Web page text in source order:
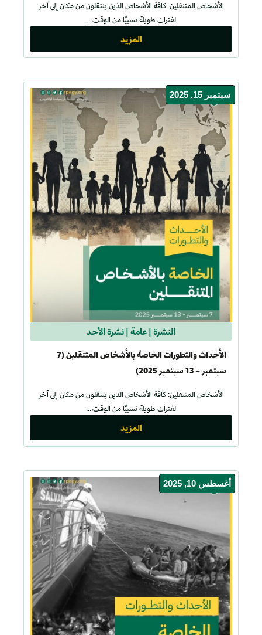
الأشخاص المتنقلين: كافة الأشخاص الذين ينتقلون من مكان إلى آخر
لفترات طويلة نسبيًّا من الوقت،...
المزيد
سبتمبر 15, 2025
النشرة|عامة|نشرة الأحد
الأحداث والتطورات الخاصة بالأشخاص المتنقلين (7
سبتمبر – 13 سبتمبر 2025)
الأشخاص المتنقلين: كافة الأشخاص الذين ينتقلون من مكان إلى آخر
لفترات طويلة نسبيًّا من الوقت،...
المزيد
أغسطس 10, 2025